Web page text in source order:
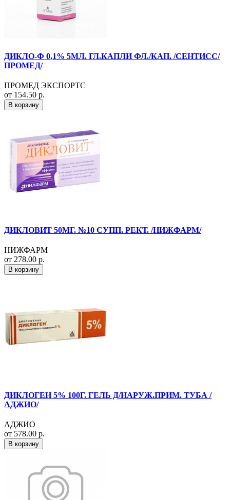
ДИКЛО-Ф 0,1% 5МЛ. ГЛ.КАПЛИ ФЛ./КАП. /СЕНТИСС/
ПРОМЕД/
ПРОМЕД ЭКСПОРТС
от 154.50 р.
В корзину
ДИКЛОВИТ 50МГ. №10 СУПП. РЕКТ. /НИЖФАРМ/
НИЖФАРМ
от 278.00 р.
В корзину
ДИКЛОГЕН 5% 100Г. ГЕЛЬ Д/НАРУЖ.ПРИМ. ТУБА /
АДЖИО/
АДЖИО
от 578.00 р.
В корзину